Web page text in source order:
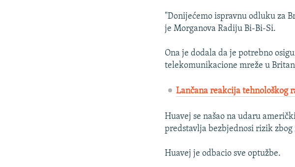
"Donijećemo ispravnu odluku za
je Morganova Radiju Bi-Bi-Si.
Ona je dodala da je potrebno
telekomunikacione mreže u
Lančana reakcija tehnološkog
Huavej se našao na udaru
predstavlja bezbjednosi rizik
Huavej je odbacio sve optužbe.